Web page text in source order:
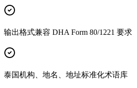
输出格式兼容 DHA Form 80/1221 要求
泰国机构、地名、地址标准化术语库